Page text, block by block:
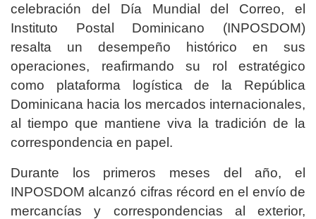
celebración del Día Mundial del Correo, el
Instituto Postal Dominicano (INPOSDOM)
resalta un desempeño histórico en sus
operaciones, reafirmando su rol estratégico
como plataforma logística de la República
Dominicana hacia los mercados internacionales,
al tiempo que mantiene viva la tradición de la
correspondencia en papel.
Durante los primeros meses del año, el
INPOSDOM alcanzó cifras récord en el envío de
mercancías y correspondencias al exterior,